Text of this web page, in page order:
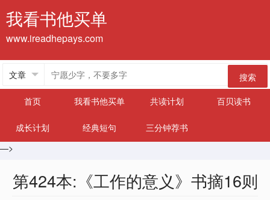
我看书他买单
www.ireadhepays.com
搜索
首页
我看书他买单 共读计划 百贝读书
成长计划 经典短句
三分钟荐书
—>
第424本:《工作的意义》书摘16则